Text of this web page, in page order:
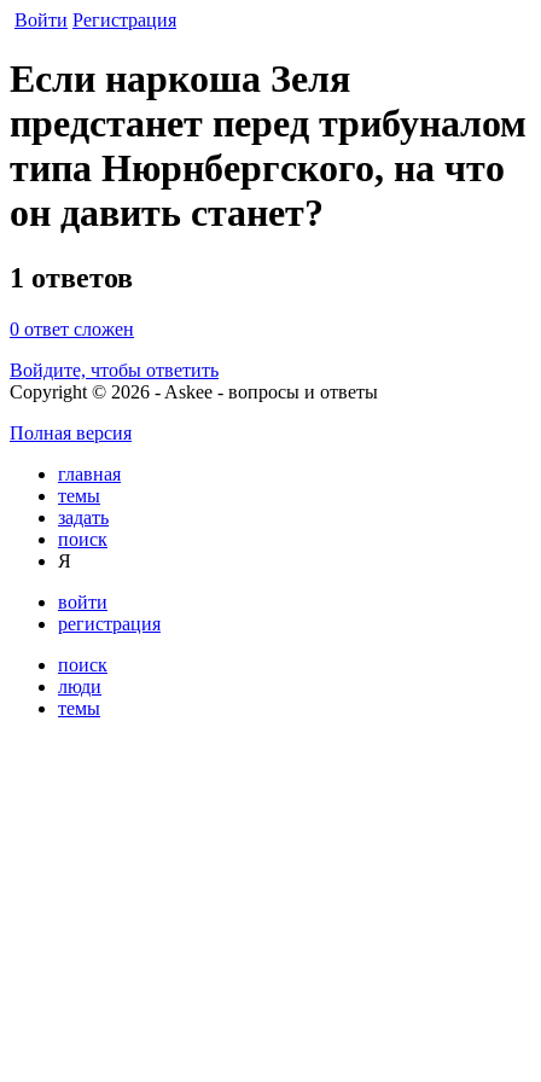
Войти Регистрация
Если наркоша Зеля
предстанет перед трибуналом
типа Нюрнбергского, на что
он давить станет?
1 ответов
0 ответ сложен
Войдите, чтобы ответить
Copyright © 2026 - Askee - вопросы и ответы
Полная версия
главная
темы
задать
поиск
Я
войти
регистрация
поиск
люди
темы